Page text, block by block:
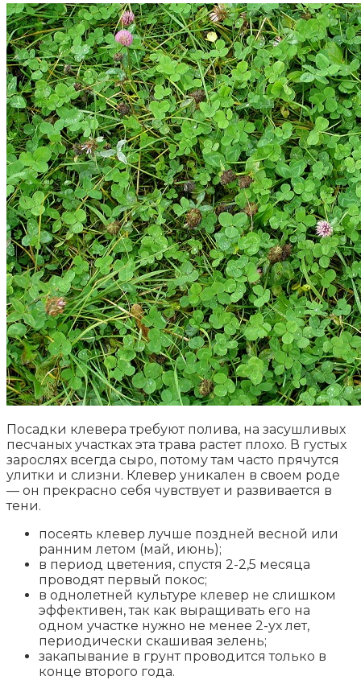
Посадки клевера требуют полива, на засушливых
песчаных участках эта трава растет плохо. В густых
зарослях всегда сыро, потому там часто прячутся
улитки и слизни. Клевер уникален в своем роде
— он прекрасно себя чувствует и развивается в
тени.
посеять клевер лучше поздней весной или
ранним летом (май, июнь);
в период цветения, спустя 2-2,5 месяца
проводят первый покос;
в однолетней культуре клевер не слишком
эффективен, так как выращивать его на
одном участке нужно не менее 2-ух лет,
периодически скашивая зелень;
закапывание в грунт проводится только в
конце второго года.